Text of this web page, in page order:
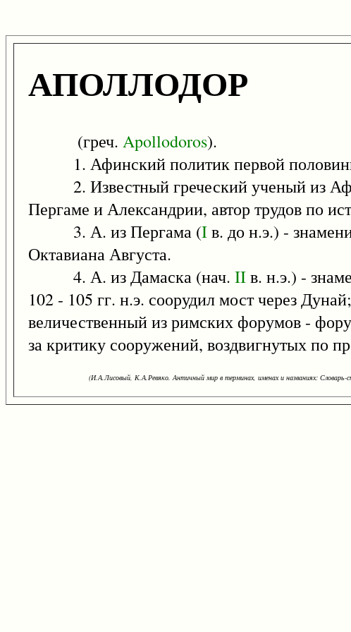
АПОЛЛОДОР
(греч. Apollodoros).
1. Афинский политик первой
2. Известный греческий ученый из
Пергаме и Александрии, автор трудов по
3. А. из Пергама (Iв. до н.э.) -
Октавиана Августа.
4. А. из Дамаска (нач. IIв. н.э.) -
102 - 105 гг. н.э. соорудил мост через
величественный из римских форумов -
за критику сооружений, воздвигнутых по
(И.А.Лисовый, К.А.Ревяко. Античный мир в терминах, именах и названиях: Словарь-